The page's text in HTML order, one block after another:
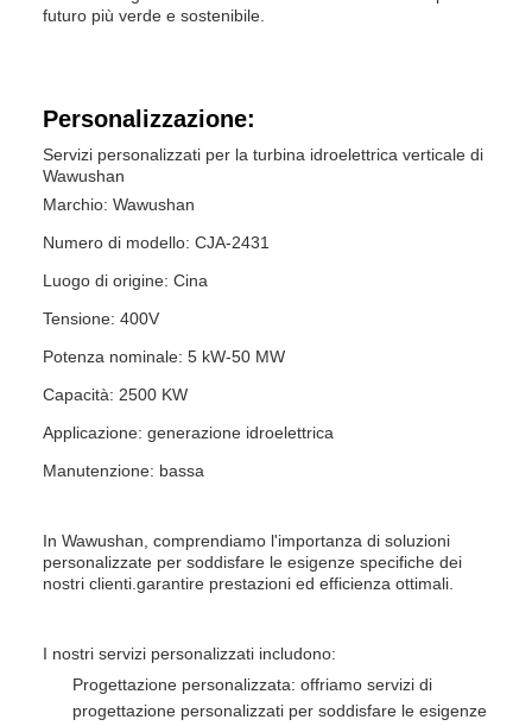
futuro più verde e sostenibile.
Personalizzazione:
Servizi personalizzati per la turbina idroelettrica verticale di
Wawushan
Marchio: Wawushan
Numero di modello: CJA-2431
Luogo di origine: Cina
Tensione: 400V
Potenza nominale: 5 kW-50 MW
Capacità: 2500 KW
Applicazione: generazione idroelettrica
Manutenzione: bassa
In Wawushan, comprendiamo l'importanza di soluzioni
personalizzate per soddisfare le esigenze specifiche dei
nostri clienti.garantire prestazioni ed efficienza ottimali.
I nostri servizi personalizzati includono:
Progettazione personalizzata: offriamo servizi di
progettazione personalizzati per soddisfare le esigenze